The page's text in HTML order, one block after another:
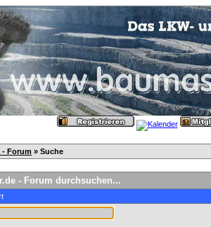
- Forum » Suche
- Forum durchsuchen...